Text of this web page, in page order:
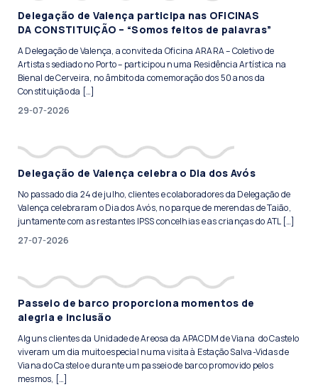
Delegação de Valença participa nas OFICINAS
DA CONSTITUIÇÃO – “Somos feitos de palavras”
A Delegação de Valença, a convite da Oficina ARARA – Coletivo de
Artistas sediado no Porto – participou numa Residência Artística na
Bienal de Cerveira, no âmbito da comemoração dos 50 anos da
Constituição da […]
29-07-2026
Delegação de Valença celebra o Dia dos Avós
No passado dia 24 de julho, clientes e colaboradores da Delegação de
Valença celebraram o Dia dos Avós, no parque de merendas de Taião,
juntamente com as restantes IPSS concelhias e as crianças do ATL […]
27-07-2026
Passeio de barco proporciona momentos de
alegria e inclusão
Alguns clientes da Unidade de Areosa da APACDM de Viana do Castelo
viveram um dia muito especial numa visita à Estação Salva-Vidas de
Viana do Castelo e durante um passeio de barco promovido pelos
mesmos, […]